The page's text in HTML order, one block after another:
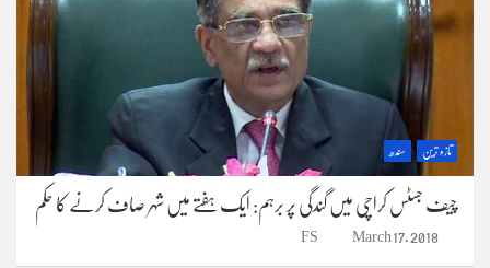
تازہ ترین سندھ
چیف جسٹس کراچی میں گندگی پر برہم: ایک ہفتے میں شہر صاف کرنے کا حکم
March 17, 2018
FS